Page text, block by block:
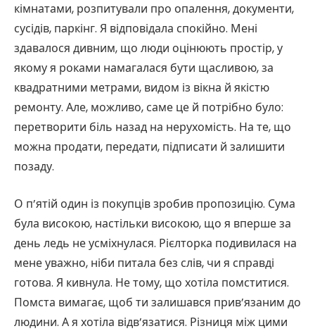
кімнатами, розпитували про опалення, документи,
сусідів, паркінг. Я відповідала спокійно. Мені
здавалося дивним, що люди оцінюють простір, у
якому я роками намагалася бути щасливою, за
квадратними метрами, видом із вікна й якістю
ремонту. Але, можливо, саме це й потрібно було:
перетворити біль назад на нерухомість. На те, що
можна продати, передати, підписати й залишити
позаду.
О п’ятій один із покупців зробив пропозицію. Сума
була високою, настільки високою, що я вперше за
день ледь не усміхнулася. Рієлторка подивилася на
мене уважно, ніби питала без слів, чи я справді
готова. Я кивнула. Не тому, що хотіла помститися.
Помста вимагає, щоб ти залишався прив’язаним до
людини. А я хотіла відв’язатися. Різниця між цими